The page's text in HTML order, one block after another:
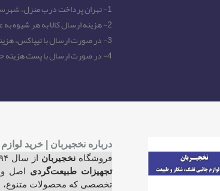
1- تهران پرداخت درب منزل، شهرستان تسویه قبل از ارسال
2- هزینه ارسال کالا به هر شیوه به عهده مشتری می باشد
3- در صورت ارسال با تیپاکس، هزینه حمل پس کرایه می شود
4- در صورت ارسال با پست هزینه حمل قبلا دریافت می گردد
درباره نخجیربان | خرید
فروشگاه نخجیربان از سال ۱۳۹۴ فعالیت خود را با هدف فراهم‌کردن امکان
تجهیزات طبیعت‌گردی اصل و
تخصصی که محصولات متنوع،